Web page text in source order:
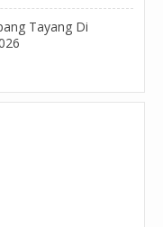
Tayang Di